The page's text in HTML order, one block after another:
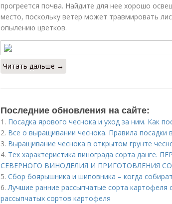
прогреется почва. Найдите для нее хорошо
место, поскольку ветер может травмировать
опылению цветков.
Читать дальше →
Последние обновления на сайте:
1. Посадка ярового чеснока и уход за ним. Как
2. Все о выращивании чеснока. Правила посадки
3. Выращивание чеснока в открытом грунте
4. Тех характеристика винограда сорта
CЕВЕРНОГО ВИНОДЕЛИЯ И ПРИГОТОВЛЕНИЯ
5. Сбор боярышника и шиповника – когда
6.Лучшие ранние рассыпчатые сорта
рассыпчатых сортов картофеля